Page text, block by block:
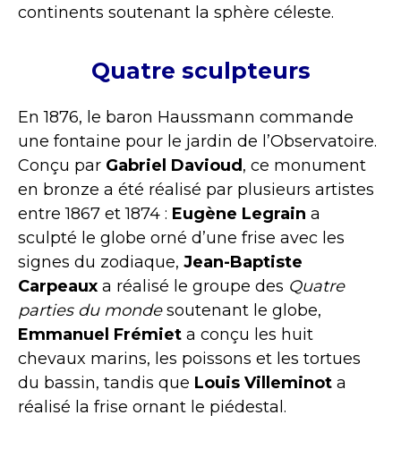
continents soutenant la sphère céleste.
Quatre sculpteurs
En 1876, le baron Haussmann commande
une fontaine pour le jardin de l’Observatoire.
Conçu par Gabriel Davioud , ce monument
en bronze a été réalisé par plusieurs artistes
entre 1867 et 1874 : Eugène Legrain a
sculpté le globe orné d’une frise avec les
signes du zodiaque, Jean-Baptiste
Carpeaux a réalisé le groupe des Quatre
parties du mondesoutenant le globe,
Emmanuel Frémiet a conçu les huit
chevaux marins, les poissons et les tortues
du bassin, tandis que Louis Villeminot a
réalisé la frise ornant le piédestal.